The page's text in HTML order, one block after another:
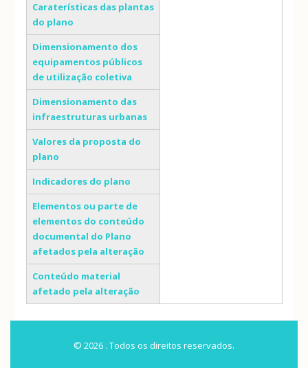
Caraterísticas das plantas
do plano
Dimensionamento dos
equipamentos públicos
de utilização coletiva
Dimensionamento das
infraestruturas urbanas
Valores da proposta do
plano
Indicadores do plano
Elementos ou parte de
elementos do conteúdo
documental do Plano
afetados pela alteração
Conteúdo material
afetado pela alteração
© 2026 . Todos os direitos reservados.